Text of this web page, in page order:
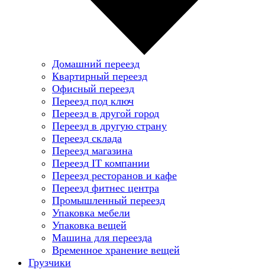
Домашний переезд
Квартирный переезд
Офисный переезд
Переезд под ключ
Переезд в другой город
Переезд в другую страну
Переезд склада
Переезд магазина
Переезд IT компании
Переезд ресторанов и кафе
Переезд фитнес центра
Промышленный переезд
Упаковка мебели
Упаковка вещей
Машина для переезда
Временное хранение вещей
Грузчики